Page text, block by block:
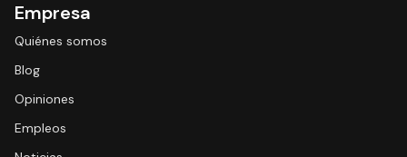
Empresa
Quiénes somos
Blog
Opiniones
Empleos